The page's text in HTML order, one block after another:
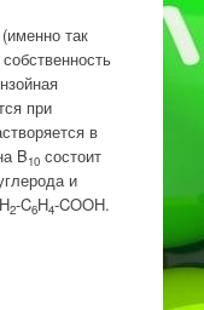
так
при
в
B10состоит
и
2-C6H4-COOH.